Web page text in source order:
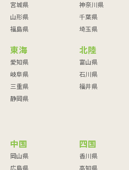
宮城県
山形県
福島県
神奈川県
千葉県
埼玉県
東海
愛知県
岐阜県
三重県
静岡県
北陸
富山県
石川県
福井県
中国
岡山県
広島県
四国
香川県
高知県